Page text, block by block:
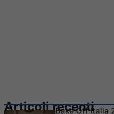
Articoli recenti
Bake Off Italia